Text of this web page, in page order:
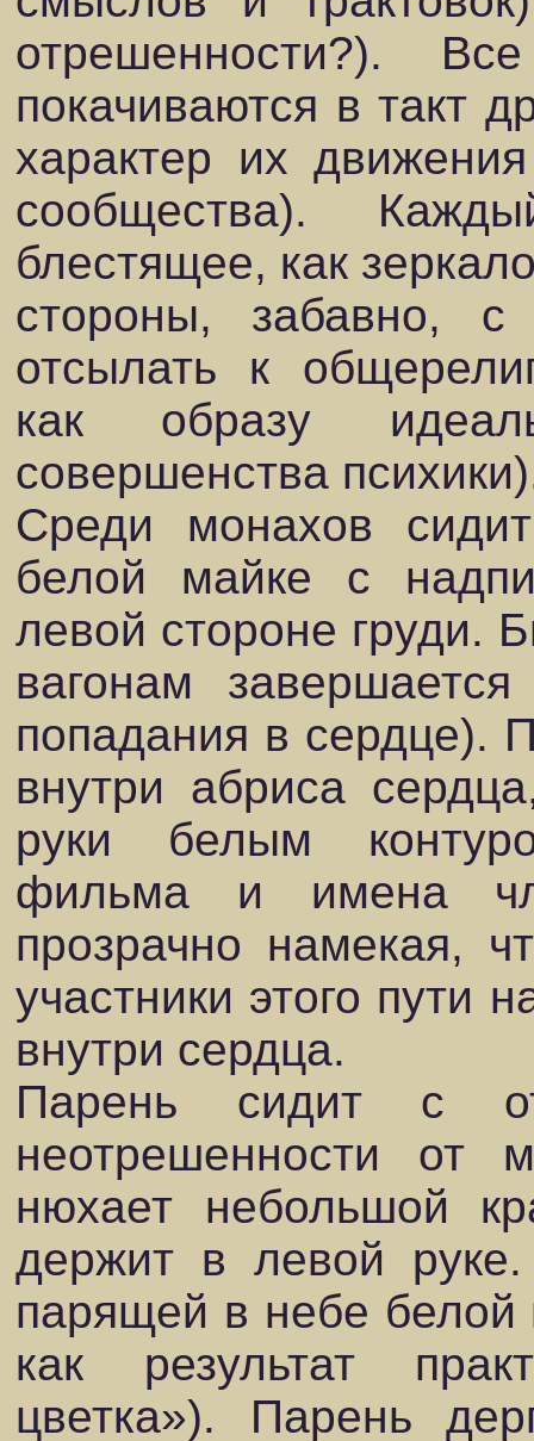
отрешенности?).
покачиваются в такт
характер их
сообщества).
блестящее, как
стороны, забавно,
отсылать к
как образу
совершенства
Среди монахов
белой майке с
левой стороне груди.
вагонам
попадания в сердце).
внутри абриса
руки белым
фильма и имена
прозрачно намекая,
участники этого пути
внутри сердца.
Парень сидит с
неотрешенности от
нюхает небольшой
держит в левой
парящей в небе белой
как результат
цветка»). Парень